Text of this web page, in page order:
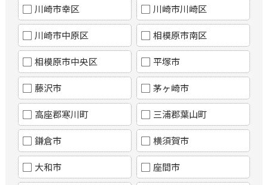
川崎市幸区 川崎市川崎区
川崎市中原区 相模原市南区
相模原市中央区 平塚市
藤沢市 茅ヶ崎市
高座郡寒川町 三浦郡葉山町
鎌倉市 横須賀市
大和市 座間市